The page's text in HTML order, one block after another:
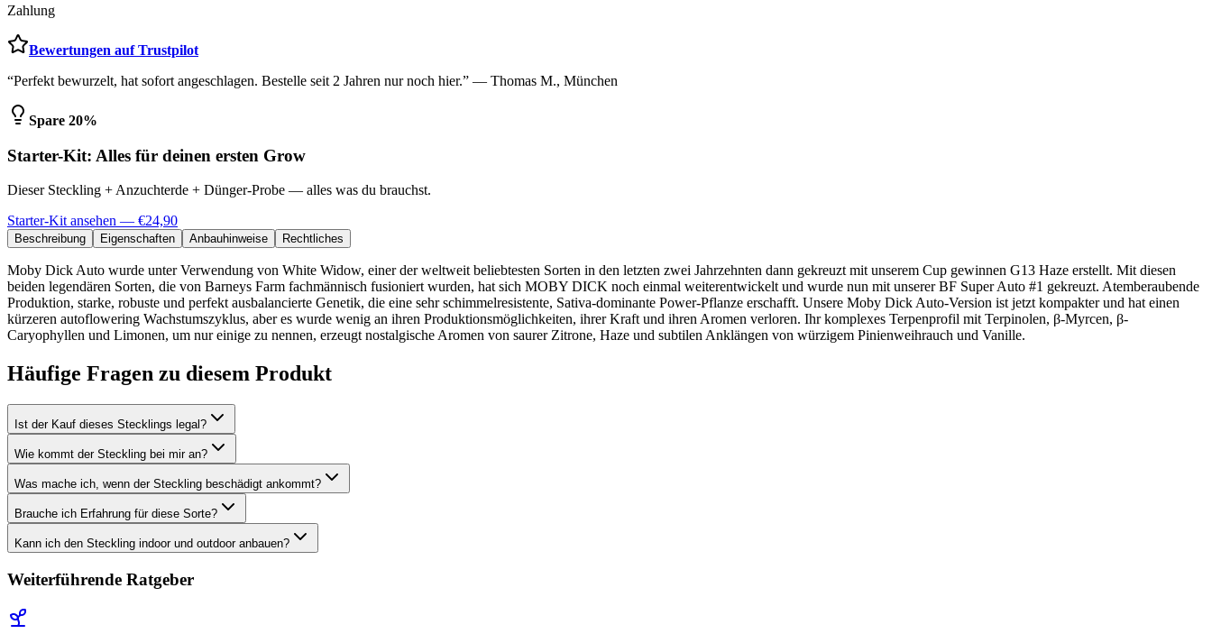
Zahlung
Bewertungen auf Trustpilot
“Perfekt bewurzelt, hat sofort angeschlagen. Bestelle seit 2 Jahren nur noch hier.” — Thomas M., München
Spare 20%
Starter-Kit: Alles für deinen ersten Grow
Dieser Steckling + Anzuchterde + Dünger-Probe — alles was du brauchst.
Starter-Kit ansehen — €24,90
Beschreibung Eigenschaften Anbauhinweise Rechtliches
Moby Dick Auto wurde unter Verwendung von White Widow, einer der weltweit beliebtesten Sorten in den letzten zwei Jahrzehnten dann gekreuzt mit unserem Cup gewinnen G13 Haze erstellt. Mit diesen
beiden legendären Sorten, die von Barneys Farm fachmännisch fusioniert wurden, hat sich MOBY DICK noch einmal weiterentwickelt und wurde nun mit unserer BF Super Auto #1 gekreuzt. Atemberaubende
Produktion, starke, robuste und perfekt ausbalancierte Genetik, die eine sehr schimmelresistente, Sativa-dominante Power-Pflanze erschafft. Unsere Moby Dick Auto-Version ist jetzt kompakter und hat einen
kürzeren autoflowering Wachstumszyklus, aber es wurde wenig an ihren Produktionsmöglichkeiten, ihrer Kraft und ihren Aromen verloren. Ihr komplexes Terpenprofil mit Terpinolen, β-Myrcen, β-
Caryophyllen und Limonen, um nur einige zu nennen, erzeugt nostalgische Aromen von saurer Zitrone, Haze und subtilen Anklängen von würzigem Pinienweihrauch und Vanille.
Häufige Fragen zu diesem Produkt
Ist der Kauf dieses Stecklings legal?
Wie kommt der Steckling bei mir an?
Was mache ich, wenn der Steckling beschädigt ankommt?
Brauche ich Erfahrung für diese Sorte?
Kann ich den Steckling indoor und outdoor anbauen?
Weiterführende Ratgeber